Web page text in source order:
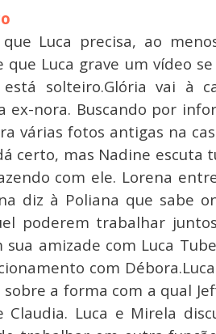
Luca precisa, ao
que Luca grave um vídeo
solteiro.Glória vai à
ex-nora. Buscando por
várias fotos antigas na
certo, mas Nadine escuta
com ele. Lorena
diz à Poliana que sabe
poderem trabalhar
sua amizade com Luca
com
a forma com a qual
Luca e Mirela